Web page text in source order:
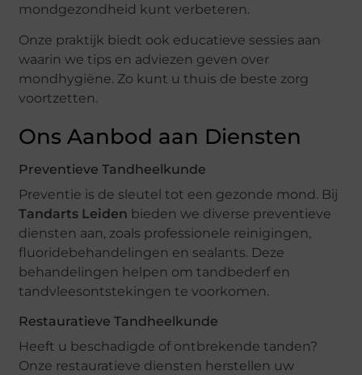
mondgezondheid kunt verbeteren.
Onze praktijk biedt ook educatieve sessies aan
waarin we tips en adviezen geven over
mondhygiëne. Zo kunt u thuis de beste zorg
voortzetten.
Ons Aanbod aan Diensten
Preventieve Tandheelkunde
Preventie is de sleutel tot een gezonde mond. Bij
Tandarts Leiden bieden we diverse preventieve
diensten aan, zoals professionele reinigingen,
fluoridebehandelingen en sealants. Deze
behandelingen helpen om tandbederf en
tandvleesontstekingen te voorkomen.
Restauratieve Tandheelkunde
Heeft u beschadigde of ontbrekende tanden?
Onze restauratieve diensten herstellen uw